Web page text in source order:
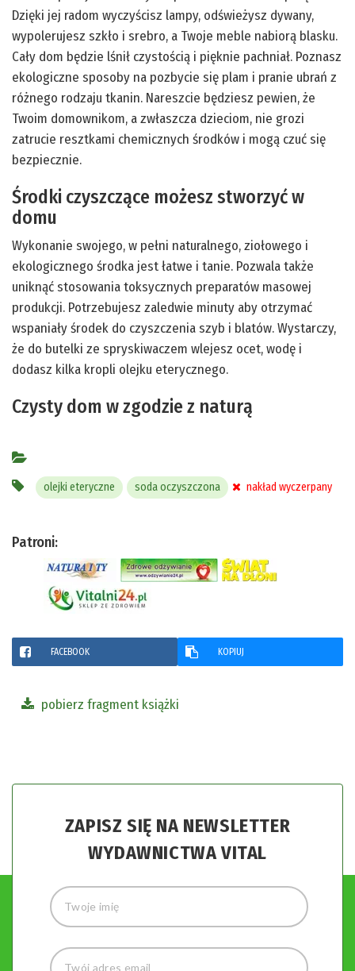
Dzięki jej radom wyczyścisz lampy, odświeżysz dywany,
wypolerujesz szkło i srebro, a Twoje meble nabiorą blasku.
Cały dom będzie lśnił czystością i pięknie pachniał. Poznasz
ekologiczne sposoby na pozbycie się plam i pranie ubrań z
różnego rodzaju tkanin. Nareszcie będziesz pewien, że
Twoim domownikom, a zwłaszcza dzieciom, nie grozi
zatrucie resztkami chemicznych środków i mogą czuć się
bezpiecznie.
Środki czyszczące możesz stworzyć w
domu
Wykonanie swojego, w pełni naturalnego, ziołowego i
ekologicznego środka jest łatwe i tanie. Pozwala także
uniknąć stosowania toksycznych preparatów masowej
produkcji. Potrzebujesz zaledwie minuty aby otrzymać
wspaniały środek do czyszczenia szyb i blatów. Wystarczy,
że do butelki ze spryskiwaczem wlejesz ocet, wodę i
dodasz kilka kropli olejku eterycznego.
Czysty dom w zgodzie z naturą
olejki eteryczne soda oczyszczona nakład wyczerpany
Patroni:
FACEBOOK KOPIUJ
pobierz fragment książki
ZAPISZ SIĘ NA NEWSLETTER
WYDAWNICTWA VITAL